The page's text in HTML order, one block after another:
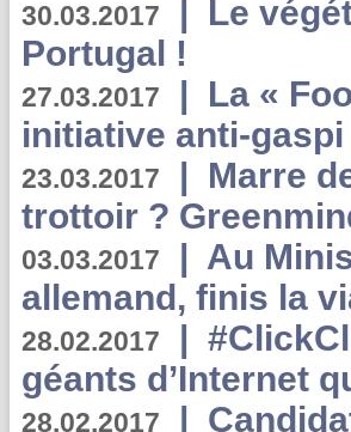
30.03.2017 | Le
Portugal !
27.03.2017 | La «
initiative anti-
23.03.2017 | Marre
trottoir ?
03.03.2017 | Au
allemand, finis la
28.02.2017 |
géants d’Internet
28.02.2017 |